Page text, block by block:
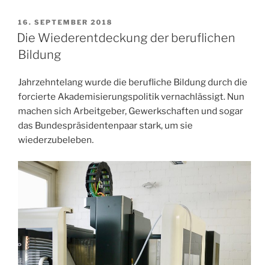
ist
„Exzellenzzentrum““
VERÖFFENTLICHT
AM
16. SEPTEMBER 2018
Die Wiederentdeckung der beruflichen
Bildung
Jahrzehntelang wurde die berufliche Bildung durch die
forcierte Akademisierungspolitik vernachlässigt. Nun
machen sich Arbeitgeber, Gewerkschaften und sogar
das Bundespräsidentenpaar stark, um sie
wiederzubeleben.